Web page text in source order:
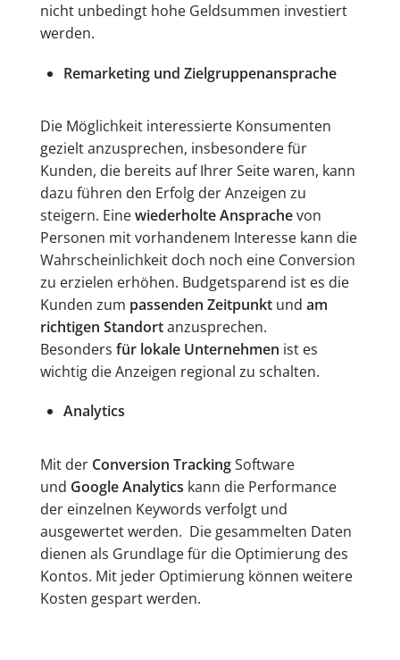
nicht unbedingt hohe Geldsummen investiert
werden.
Remarketing und Zielgruppenansprache
Die Möglichkeit interessierte Konsumenten
gezielt anzusprechen, insbesondere für
Kunden, die bereits auf Ihrer Seite waren, kann
dazu führen den Erfolg der Anzeigen zu
steigern. Einewiederholte Ansprachevon
Personen mit vorhandenem Interesse kann die
Wahrscheinlichkeit doch noch eine Conversion
zu erzielen erhöhen. Budgetsparend ist es die
Kunden zum passenden Zeitpunktund am
richtigen Standortanzusprechen.
Besonders für lokale Unternehmen ist es
wichtig die Anzeigen regional zu schalten.
Analytics
Mit der Conversion TrackingSoftware
und Google Analytics kann die Performance
der einzelnen Keywords verfolgt und
ausgewertet werden. Die gesammelten Daten
dienen als Grundlage für die Optimierung des
Kontos. Mit jeder Optimierung können weitere
Kosten gespart werden.